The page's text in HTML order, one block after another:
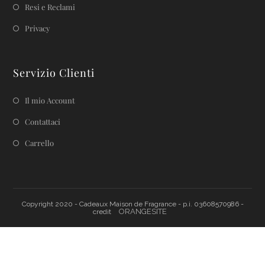
Resi e Reclami
Privacy
Servizio Clienti
Il mio Account
Contattaci
Carrello
Copyright 2020 - Cadeaux Maison de Fragrance - p.i. 03608570986 -
credit
ORANGESITE